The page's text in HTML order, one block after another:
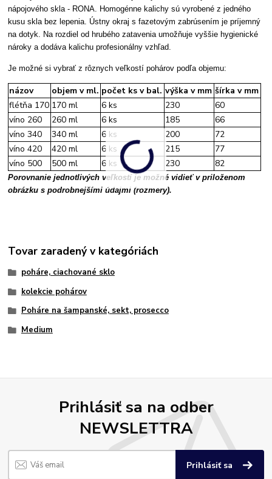
nápojového skla - RONA. Homogénne kalichy sú vyrobené z jedného
kusu skla bez lepenia. Ústny okraj s fazetovým zabrúsením je príjemný
na dotyk. Na rozdiel od hrubého zatavenia umožňuje vyššie hygienické
nároky a dodáva kalichu profesionálny vzhľad.
Je možné si vybrať z rôznych veľkostí pohárov podľa objemu:
názov objem v ml. počet ks v bal. výška v mm šírka v mm
flétňa 170 170 ml 6 ks 230
60
víno 260
260 ml 6 ks 185
66
víno 340
340 ml 6 ks 200
72
víno 420
420 ml 6 ks 215
77
víno 500
500 ml 6 ks 230 82
Porovnanie jednotlivých veľkostí je možné vidieť v priloženom
obrázku s podrobnejšími údajmi (rozmery).
Tovar zaradený v kategóriách
poháre, ciachované sklo
kolekcie pohárov
Poháre na šampanské, sekt, prosecco
Medium
Prihlásiť sa na odber
NEWSLETTRA
Prihlásiť sa